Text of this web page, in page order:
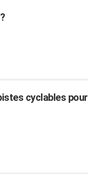
cyclables pour